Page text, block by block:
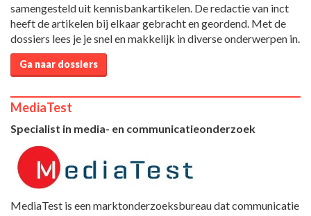
samengesteld uit kennisbankartikelen. De redactie van inct
heeft de artikelen bij elkaar gebracht en geordend. Met de
dossiers lees je je snel en makkelijk in diverse onderwerpen in.
Ga naar dossiers
MediaTest
Specialist in media- en communicatieonderzoek
MediaTest is een marktonderzoeksbureau dat communicatie